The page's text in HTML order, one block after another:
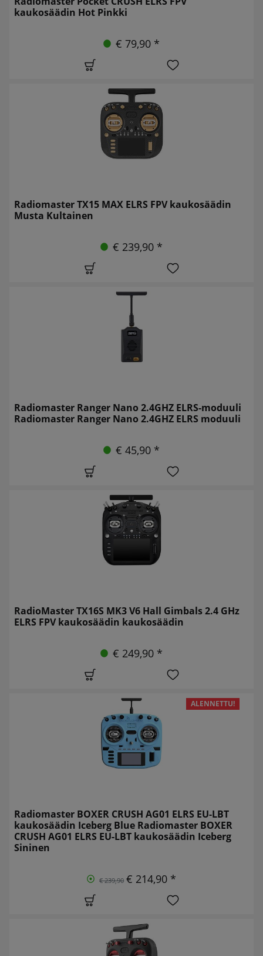
kaukosäädin Hot Pinkki
€ 79,90 *
Radiomaster TX15 MAX ELRS FPV kaukosäädin
Musta Kultainen
€ 239,90 *
Radiomaster Ranger Nano 2.4GHZ ELRS-moduuli
Radiomaster Ranger Nano 2.4GHZ ELRS moduuli
€ 45,90 *
RadioMaster TX16S MK3 V6 Hall Gimbals 2.4 GHz
ELRS FPV kaukosäädin kaukosäädin
€ 249,90 *
ALENNETTU!
Radiomaster BOXER CRUSH AG01 ELRS EU-LBT
kaukosäädin Iceberg Blue Radiomaster BOXER
CRUSH AG01 ELRS EU-LBT kaukosäädin Iceberg
Sininen
€ 239,90 € 214,90 *